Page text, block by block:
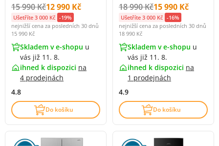
Původní cena s DPH:
15 990 KčCena s DPH:
12 990 Kč
Ušetříte 3 000 Kč -19%
nejnižší cena za posledních 30 dnů
15 990 Kč
Skladem v e-shopu u
vás již 11. 8.
ihned k dispozici na
4 prodejnách
4.8
Do košíku
Původní cena s DPH:
18 990 KčCena s DPH:
15 990 Kč
Ušetříte 3 000 Kč -16%
nejnižší cena za posledních 30 dnů
18 990 Kč
Skladem v e-shopu u
vás již 11. 8.
ihned k dispozici na
1 prodejnách
4.9
Do košíku